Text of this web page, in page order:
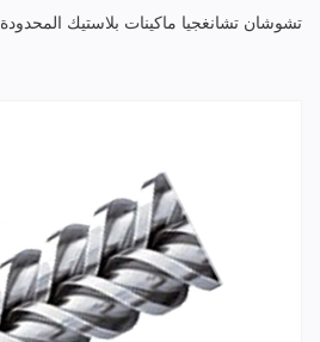
تشوشان تشانغجيا ماكينات بلاستيك المحدودة